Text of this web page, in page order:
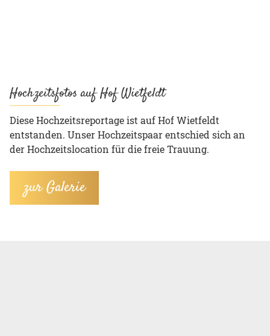
Hochzeitsfotos auf Hof Wietfeldt
Diese Hochzeitsreportage ist auf Hof Wietfeldt
entstanden. Unser Hochzeitspaar entschied sich an
der Hochzeitslocation für die freie Trauung.
zur Galerie